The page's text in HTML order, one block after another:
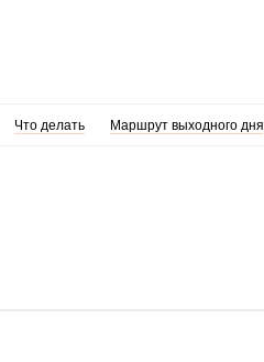
Что делать Маршрут выходного дня